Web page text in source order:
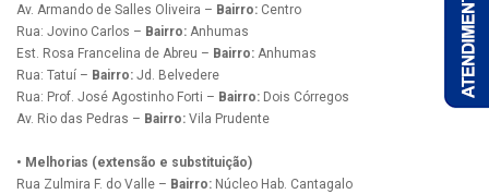
Av. Armando de Salles Oliveira – Bairro: Centro
Rua: Jovino Carlos – Bairro: Anhumas
Est. Rosa Francelina de Abreu – Bairro: Anhumas
Rua: Tatuí – Bairro: Jd. Belvedere
Rua: Prof. José Agostinho Forti – Bairro: Dois Córregos
Av. Rio das Pedras – Bairro: Vila Prudente
• Melhorias (extensão e substituição)
Rua Zulmira F. do Valle – Bairro: Núcleo Hab. Cantagalo